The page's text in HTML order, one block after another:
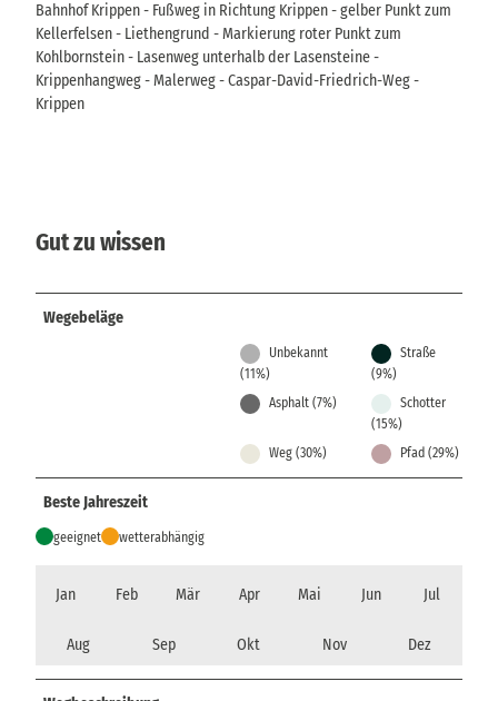
Bahnhof Krippen - Fußweg in Richtung Krippen - gelber Punkt zum
Kellerfelsen - Liethengrund - Markierung roter Punkt zum
Kohlbornstein - Lasenweg unterhalb der Lasensteine -
Krippenhangweg - Malerweg - Caspar-David-Friedrich-Weg -
Krippen
Gut zu wissen
Wegebeläge
Unbekannt
(11%)
Straße
(9%)
Asphalt (7%)
Schotter
(15%)
Weg (30%)
Pfad (29%)
Beste Jahreszeit
geeignet wetterabhängig
Jan Feb Mär Apr Mai Jun Jul
Aug Sep Okt Nov Dez